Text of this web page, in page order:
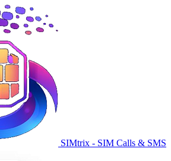
SIMtrix - SIM Calls & SMS